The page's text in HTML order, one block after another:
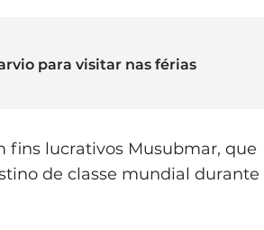
para visitar nas férias
fins lucrativos Musubmar, que
de classe mundial durante